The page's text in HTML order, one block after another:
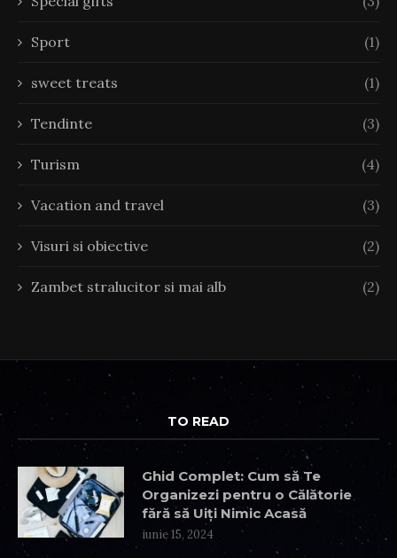
Sport (1)
sweet treats (1)
Tendinte (3)
Turism (4)
Vacation and travel (3)
Visuri si obiective (2)
Zambet stralucitor si mai alb (2)
TO READ
Ghid Complet: Cum să Te
Organizezi pentru o Călătorie
fără să Uiți Nimic Acasă
iunie 15, 2024